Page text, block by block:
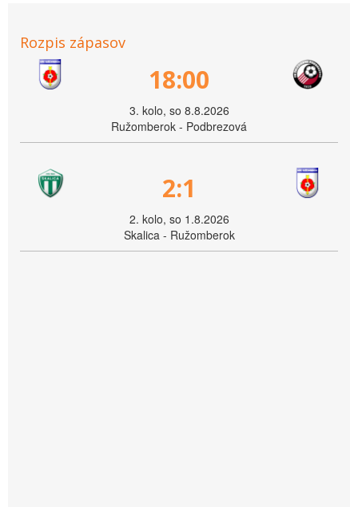
Rozpis zápasov
18:00
3. kolo, so 8.8.2026
Ružomberok - Podbrezová
2:1
2. kolo, so 1.8.2026
Skalica - Ružomberok